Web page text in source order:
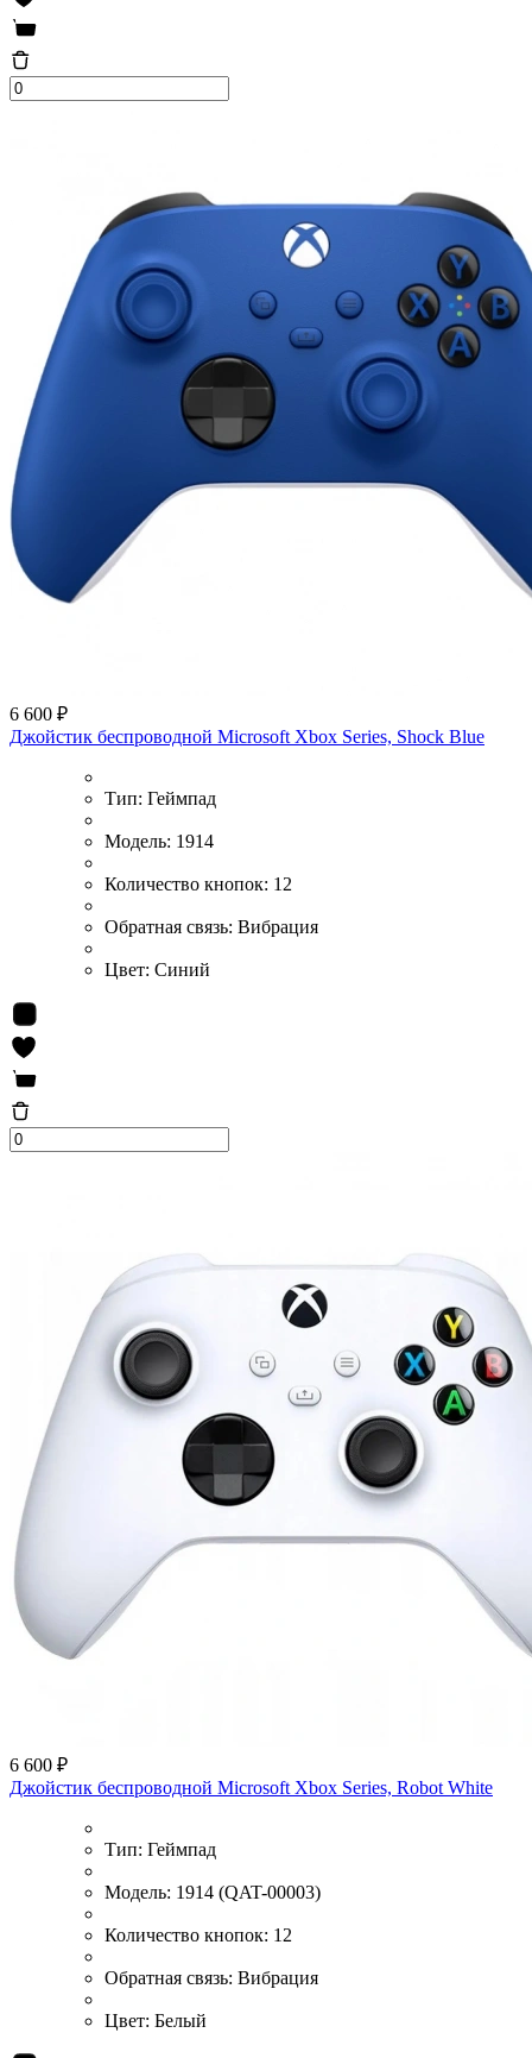
6 600 ₽
Джойстик беспроводной Microsoft Xbox Series, Shock Blue
Тип: Геймпад
Модель: 1914
Количество кнопок: 12
Обратная связь: Вибрация
Цвет: Синий
6 600 ₽
Джойстик беспроводной Microsoft Xbox Series, Robot White
Тип: Геймпад
Модель: 1914 (QAT-00003)
Количество кнопок: 12
Обратная связь: Вибрация
Цвет: Белый